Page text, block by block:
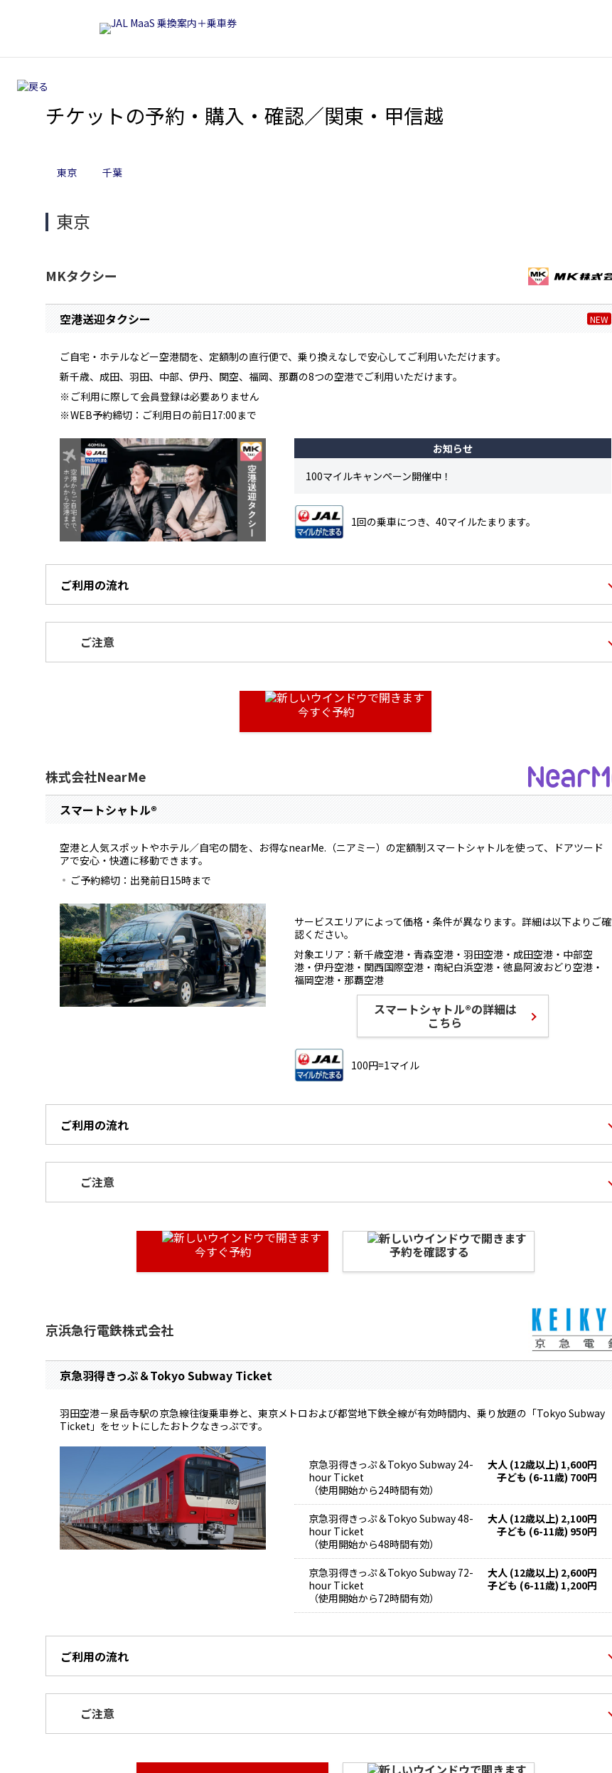
チケットの予約・購入・確認／関東・甲信越
東京 千葉
東京
MKタクシー
空港送迎タクシー NEW
ご自宅・ホテルなどー空港間を、定額制の直行便で、乗り換えなしで安心してご利用いただけます。
新千歳、成田、羽田、中部、伊丹、関空、福岡、那覇の8つの空港でご利用いただけます。
ご利用に際して会員登録は必要ありません
WEB予約締切：ご利用日の前日17:00まで
お知らせ
100マイルキャンペーン開催中！
1回の乗車につき、40マイルたまります。
ご利用の流れ
ご注意
今すぐ予約
株式会社NearMe
スマートシャトル®
空港と人気スポットやホテル／自宅の間を、お得なnearMe.（ニアミー）の定額制スマートシャトルを使って、ドアツード
アで安心・快適に移動できます。
ご予約締切：出発前日15時まで
サービスエリアによって価格・条件が異なります。詳細は以下よりご確
認ください。
対象エリア：新千歳空港・青森空港・羽田空港・成田空港・中部空
港・伊丹空港・関西国際空港・南紀白浜空港・徳島阿波おどり空港・
福岡空港・那覇空港
スマートシャトル®の詳細は
こちら
100円=1マイル
ご利用の流れ
ご注意
今すぐ予約 予約を確認する
京浜急行電鉄株式会社
京急羽得きっぷ＆Tokyo Subway Ticket
羽田空港－泉岳寺駅の京急線往復乗車券と、東京メトロおよび都営地下鉄全線が有効時間内、乗り放題の「Tokyo Subway
Ticket」をセットにしたおトクなきっぷです。
京急羽得きっぷ＆Tokyo Subway 24-
hour Ticket
（使用開始から24時間有効）
大人 (12歳以上) 1,600円
子ども (6-11歳) 700円
京急羽得きっぷ＆Tokyo Subway 48-
hour Ticket
（使用開始から48時間有効）
大人 (12歳以上) 2,100円
子ども (6-11歳) 950円
京急羽得きっぷ＆Tokyo Subway 72-
hour Ticket
（使用開始から72時間有効）
大人 (12歳以上) 2,600円
子ども (6-11歳) 1,200円
ご利用の流れ
ご注意